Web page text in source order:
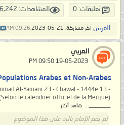
تعليقات: 0 المشاهدات: 86,242
العربي آخر مشاركة: 21-05-2023, 09:26 AM
العربي
Arabes et Non-Arabes..
Al-Yamani 23 - Chawal - 1444e 13 -
_______... شاهد أكثر
لم يقم الإمام بالرد على هذا الموضوع